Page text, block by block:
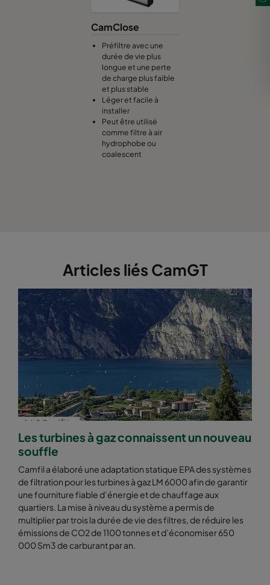
CamClose
Préfiltre avec une
durée de vie plus
longue et une perte
de charge plus faible
et plus stable
Léger et facile à
installer
Peut être utilisé
comme filtre à air
hydrophobe ou
coalescent
Articles liés CamGT
Les turbines à gaz connaissent un nouveau
souffle
Camfil a élaboré une adaptation statique EPA des systèmes
de filtration pour les turbines à gaz LM 6000 afin de garantir
une fourniture fiable d’énergie et de chauffage aux
quartiers. La mise à niveau du système a permis de
multiplier par trois la durée de vie des filtres, de réduire les
émissions de CO2 de 1100 tonnes et d’économiser 650
000 Sm3 de carburant par an.